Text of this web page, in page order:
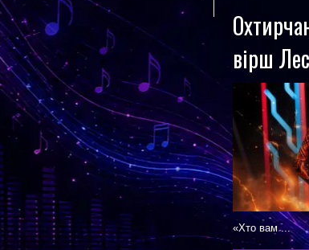
вірш
«Хто вам ...